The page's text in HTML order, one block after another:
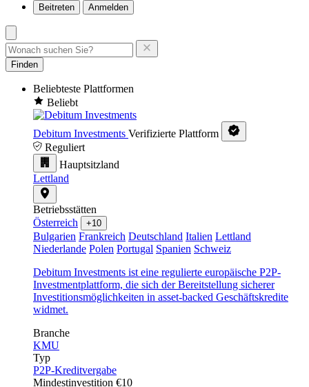
Beitreten Anmelden
Finden
Beliebteste Plattformen
Beliebt
Debitum Investments Verifizierte Plattform
Reguliert
Hauptsitzland
Lettland
Betriebsstätten
Österreich
+10
Bulgarien Frankreich Deutschland Italien Lettland
Niederlande Polen Portugal Spanien Schweiz
Debitum Investments ist eine regulierte europäische P2P-
Investmentplattform, die sich der Bereitstellung sicherer
Investitionsmöglichkeiten in asset-backed Geschäftskredite
widmet.
Branche
KMU
Typ
P2P-Kreditvergabe
Mindestinvestition €10